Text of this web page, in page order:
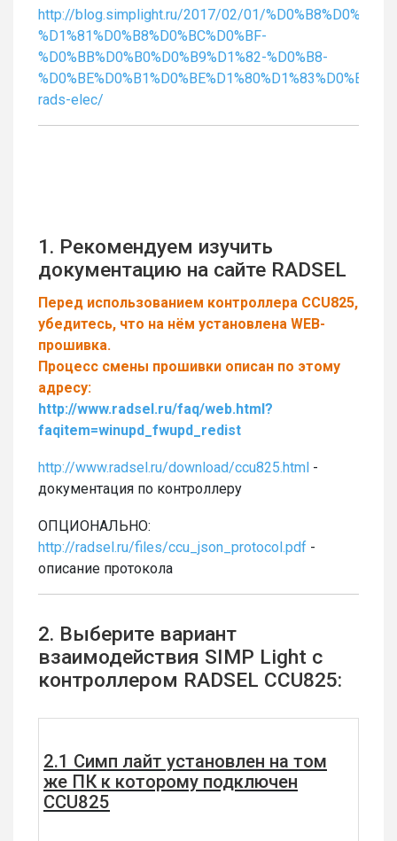
http://blog.simplight.ru/2017/02/01/
%D1%81%D0%B8%D0%BC%D0%BF-
%D0%BB%D0%B0%D0%B9%D1%82-%D0%B8-
rads-elec/
1. Рекомендуем изучить
документацию на сайте RADSEL
Перед использованием контроллера CCU825,
убедитесь, что на нём установлена WEB-
прошивка.
Процесс смены прошивки описан по этому
адресу:
http://www.radsel.ru/faq/web.html?
faqitem=winupd_fwupd_redist
http://www.radsel.ru/download/ccu825.html -
документация по контроллеру
ОПЦИОНАЛЬНО:
http://radsel.ru/files/ccu_json_protocol.pdf -
описание протокола
2. Выберите вариант
взаимодействия SIMP Light с
контроллером RADSEL CCU825:
2.1 Симп лайт установлен на том
же ПК к которому подключен
CCU825